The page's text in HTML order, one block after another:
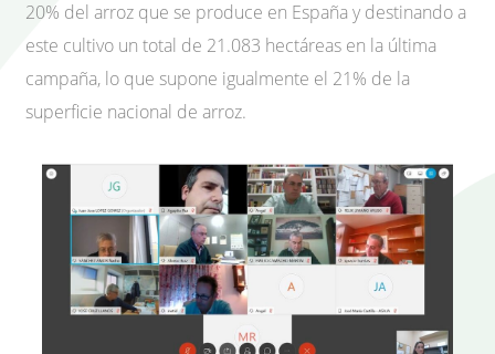
20% del arroz que se produce en España y destinando a
este cultivo un total de 21.083 hectáreas en la última
campaña, lo que supone igualmente el 21% de la
superficie nacional de arroz.